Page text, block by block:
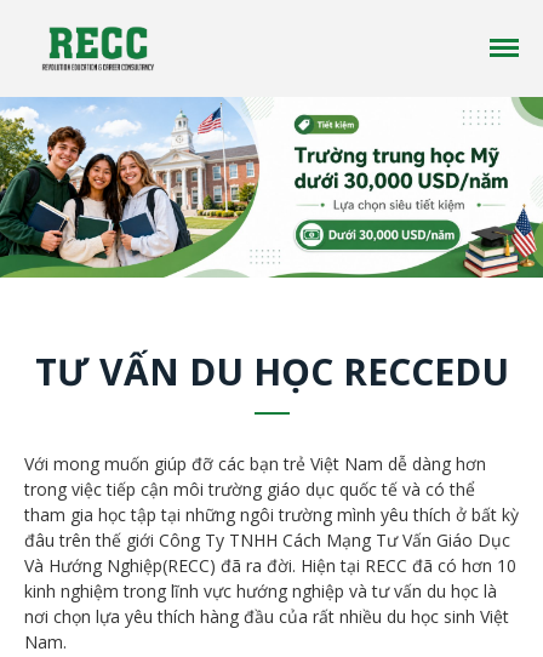
Trang chủ
Giới thiệu
Liên Hệ
Tư vấn Du Học - Reccedu | Du học
Úc, Mỹ, Canada, New Zealand uy
tín tại Việt Nam
Công ty tư vấn du học RECC EDUCATION là một
kinh nghiệm trong lĩnh vực du học ở nhiều
quốc gia trên thế giới
TƯ VẤN DU HỌC RECCEDU
Với mong muốn giúp đỡ các bạn trẻ Việt Nam dễ dàng hơn
trong việc tiếp cận môi trường giáo dục quốc tế và có thể
tham gia học tập tại những ngôi trường mình yêu thích ở bất kỳ
đâu trên thế giới Công Ty TNHH Cách Mạng Tư Vấn Giáo Dục
Và Hướng Nghiệp(RECC) đã ra đời. Hiện tại RECC đã có hơn 10
kinh nghiệm trong lĩnh vực hướng nghiệp và tư vấn du học là
nơi chọn lựa yêu thích hàng đầu của rất nhiều du học sinh Việt
Nam.